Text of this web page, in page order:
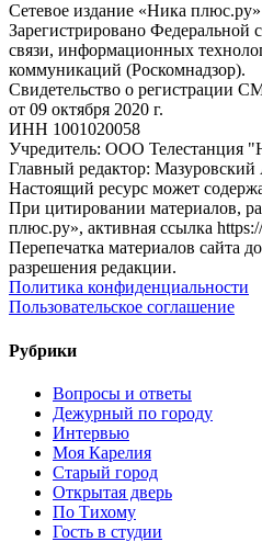
Сетевое издание «Ника плюс.ру»
Зарегистрировано Федеральной
связи, информационных
коммуникаций (Роскомнадзор).
Свидетельство о
от 09 октября 2020 г.
ИНН 1001020058
Учредитель: ООО Телестанция
Главный редактор:
Настоящий ресурс может
При цитировании материалов,
плюс.ру», активная ссылка
Перепечатка материалов сайта
разрешения редакции.
Политика конфиденциальности
Пользовательское соглашение
Рубрики
Вопросы и ответы
Дежурный по городу
Интервью
Моя Карелия
Старый город
Открытая дверь
По Тихому
Гость в студии